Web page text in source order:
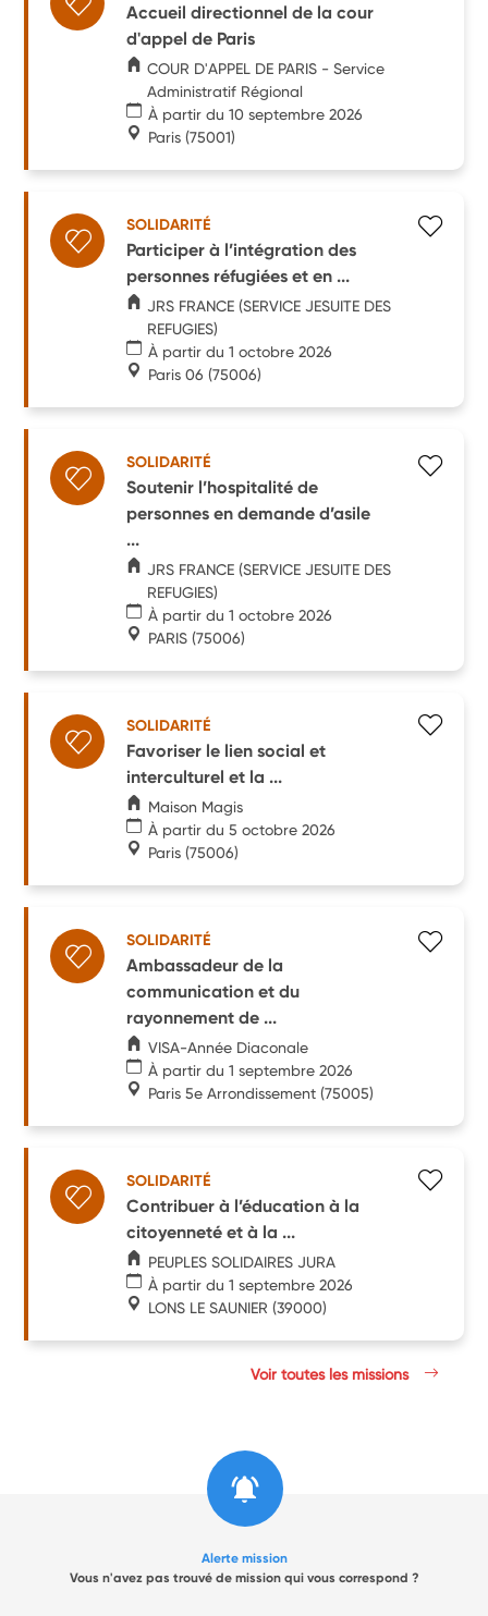
Accueil directionnel de la cour
d'appel de Paris
COUR D'APPEL DE PARIS - Service
Administratif Régional
À partir du 10 septembre 2026
Paris (75001)
SOLIDARITÉ
Participer à l’intégration des
personnes réfugiées et en ...
JRS FRANCE (SERVICE JESUITE DES
REFUGIES)
À partir du 1 octobre 2026
Paris 06 (75006)
SOLIDARITÉ
Soutenir l’hospitalité de
personnes en demande d’asile
...
JRS FRANCE (SERVICE JESUITE DES
REFUGIES)
À partir du 1 octobre 2026
PARIS (75006)
SOLIDARITÉ
Favoriser le lien social et
interculturel et la ...
Maison Magis
À partir du 5 octobre 2026
Paris (75006)
SOLIDARITÉ
Ambassadeur de la
communication et du
rayonnement de ...
VISA-Année Diaconale
À partir du 1 septembre 2026
Paris 5e Arrondissement (75005)
SOLIDARITÉ
Contribuer à l’éducation à la
citoyenneté et à la ...
PEUPLES SOLIDAIRES JURA
À partir du 1 septembre 2026
LONS LE SAUNIER (39000)
Voir toutes les missions
Alerte mission
Vous n'avez pas trouvé de mission qui vous correspond ?